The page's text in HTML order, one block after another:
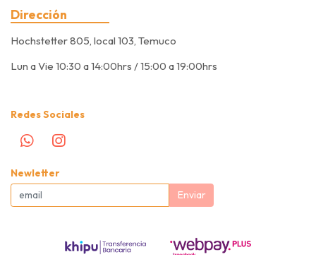
Dirección
Hochstetter 805, local 103, Temuco
Lun a Vie 10:30 a 14:00hrs / 15:00 a 19:00hrs
Redes Sociales
Newletter
Enviar